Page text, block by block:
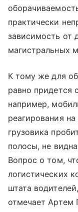
практически
зависимость от
магистральных
К тому же для
равно придется
например,
реагирования
грузовика
полосы, не
Вопрос о том,
логистических
штата
отмечает Артем